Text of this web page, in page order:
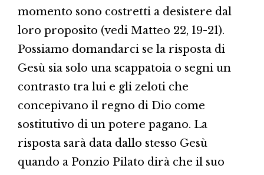
momento sono costretti a desistere dal
loro proposito (vedi Matteo 22, 19-21).
Possiamo domandarci se la risposta di
Gesù sia solo una scappatoia o segni un
contrasto tra lui e gli zeloti che
concepivano il regno di Dio come
sostitutivo di un potere pagano. La
risposta sarà data dallo stesso Gesù
quando a Ponzio Pilato dirà che il suo